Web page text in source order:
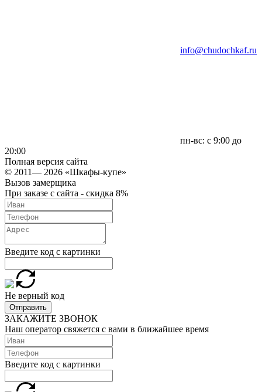
info@chudochkaf.ru
пн-вс: с 9:00 до
20:00
Полная версия сайта
© 2011— 2026 «Шкафы-купе»
Вызов замерщика
При заказе с сайта - скидка 8%
Введите код с картинки
Не верный код
Отправить
ЗАКАЖИТЕ ЗВОНОК
Наш оператор свяжется с вами в ближайшее время
Введите код с картинки